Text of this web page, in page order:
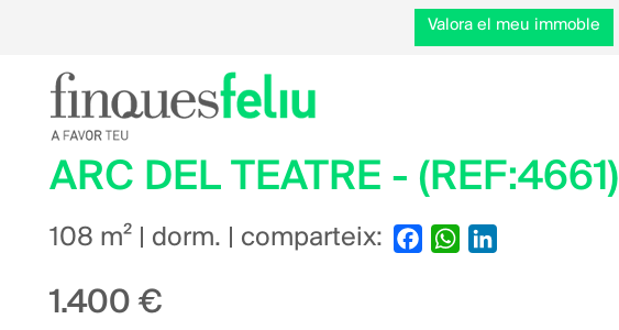
Valora el meu immoble
ARC DEL TEATRE - (REF:4661)
108 m² | dorm. | comparteix: FacebookWhatsApp
1.400 €